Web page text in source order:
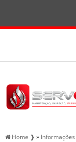
Home ❱ » Informações